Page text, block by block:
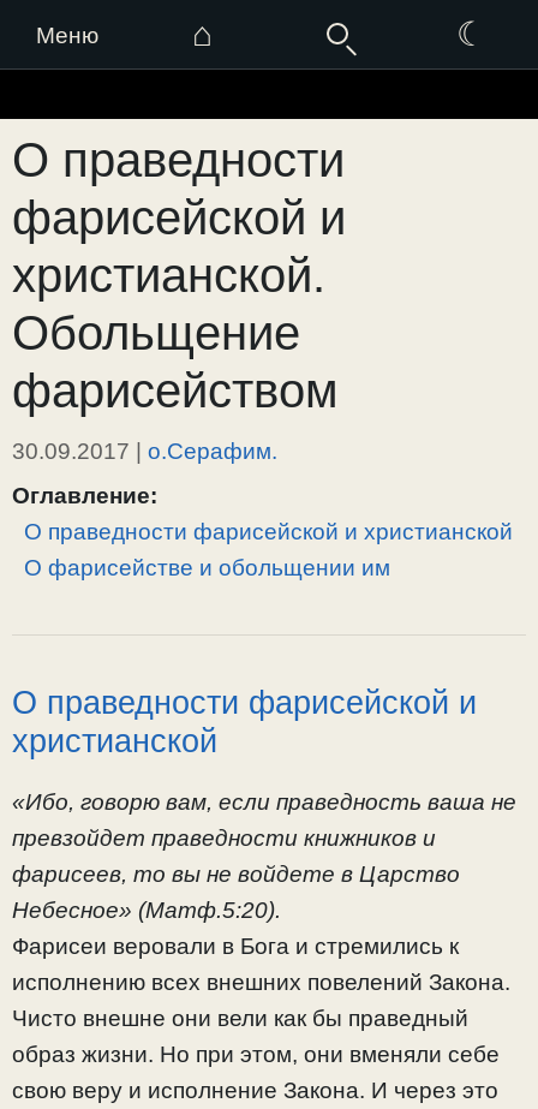
Меню ⌂ ☾
к
содержимому
О праведности
фарисейской и
христианской.
Обольщение
фарисейством
30.09.2017 | о.Серафим.
Оглавление:
О праведности фарисейской и христианской
О фарисействе и обольщении им
О праведности фарисейской и
христианской
«Ибо, говорю вам, если праведность ваша не
превзойдет праведности книжников и
фарисеев, то вы не войдете в Царство
Небесное» (Матф.5:20).
Фарисеи веровали в Бога и стремились к
исполнению всех внешних повелений Закона.
Чисто внешне они вели как бы праведный
образ жизни. Но при этом, они вменяли себе
свою веру и исполнение Закона. И через это